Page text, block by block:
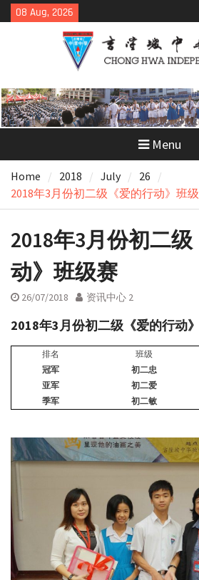
Skip
to
08 Aug, 2026
Menu
Home 2018 July
26
2018年3月份初二级《爱的行动》班
2018年3月份初二
动》班级赛
26/07/2018 资讯中心 2
2018年3 月份初二级《爱的行动
排名 班级
冠军
初二忠
亚军
初二爱
季军
初二敏